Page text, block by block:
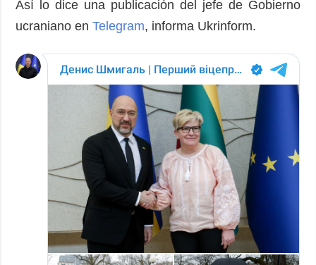
Desastres y
emergencias
ADICIONAL
Podcasts
Publicaciones
Video
Releases
SERVICIOS
Suscripción
Banco de
imágenes
Así lo dice una publicación del jefe de Gobierno
ucraniano enTelegram, informa Ukrinform.